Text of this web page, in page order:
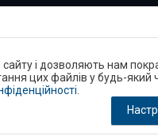
Śląska,
і дозволяють нам
цих файлів у будь-який